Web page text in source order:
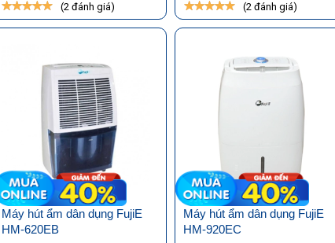
(2 đánh giá) (2 đánh giá)
Máy hút ẩm dân dụng FujiE
HM-620EB
Máy hút ẩm dân dụng FujiE
HM-920EC